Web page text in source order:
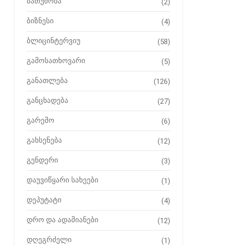
(2)
ბიზნესი (4)
ბლიცინტერვიუ (58)
გამოსათხოვარი (5)
განათლება (126)
განცხადება (27)
გარემო (6)
გახსენება (12)
გენდერი (3)
დაუვიწყარი სახეები (1)
დეპუტატი (4)
დრო და ადამიანები (12)
დღეგრძელი (1)